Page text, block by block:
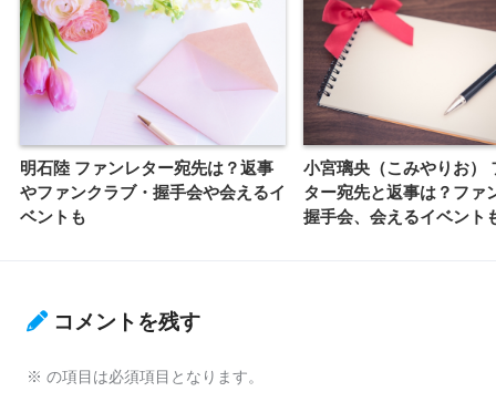
明石陸 ファンレター宛先は？返事
やファンクラブ・握手会や会えるイ
ベントも
小宮璃央（こみやりお）
ター宛先と返事は？ファ
握手会、会えるイベント
コメントを残す
※ の項目は必須項目となります。